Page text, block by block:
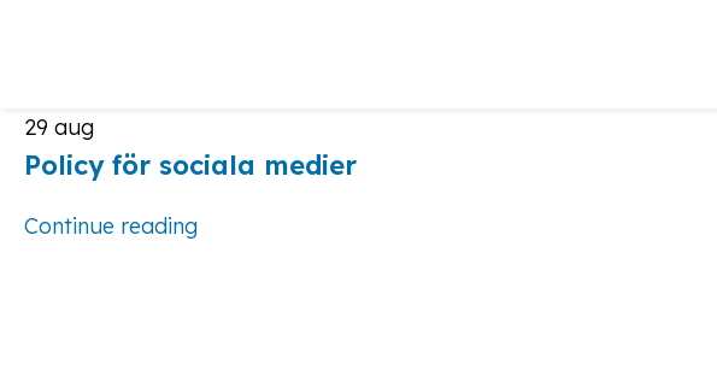
29 aug
Policy för sociala medier
Continue reading